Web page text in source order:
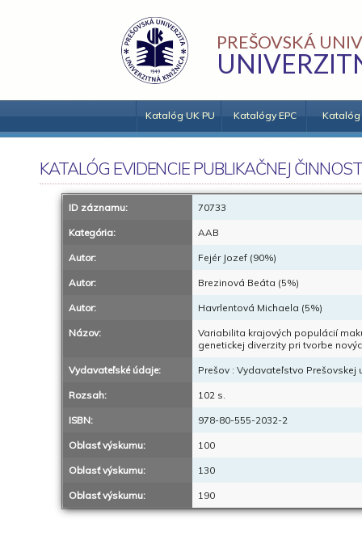
PREŠOVSKÁ
Katalóg UK PU Katalógy EPC Katalóg
KATALÓG EVIDENCIE PUBLIKAČNEJ
ID záznamu: 70733
Kategória: AAB
Autor: Fejér Jozef (90%)
Autor: Brezinová Beáta (5%)
Autor: Havrlentová Michaela (5%)
Názov:
Variabilita krajových populácií
genetickej diverzity pri tvorbe
Vydavateľské údaje: Prešov : Vydavateľstvo Prešovskej
Rozsah: 102 s.
ISBN: 978-80-555-2032-2
Oblasť výskumu: 100
Oblasť výskumu: 130
Oblasť výskumu: 190